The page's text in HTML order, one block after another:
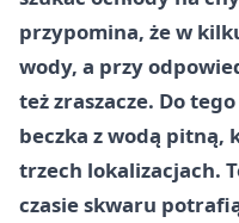
przypomina, że w
wody, a przy
też zraszacze. Do
beczka z wodą pitną,
trzech lokalizacjach.
czasie skwaru